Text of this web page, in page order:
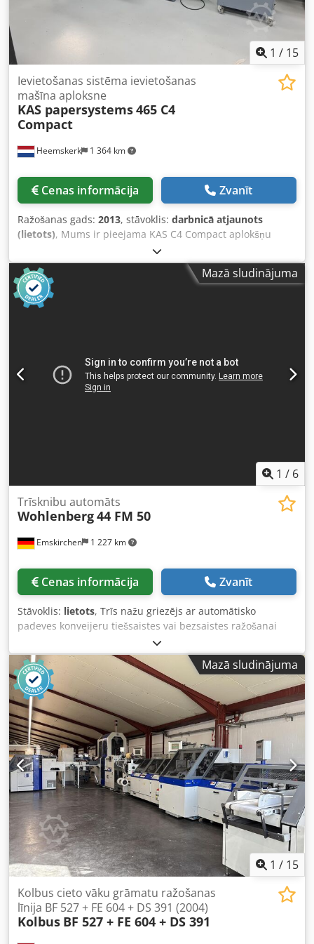
1 / 15
Heemskerk 1 364 km
Ievietošanas sistēma ievietošanas
mašīna aploksne
KAS papersystems465 C4
Compact
Cenas informācija Zvanīt
Ražošanas gads: 2013, stāvoklis: darbnicā atjaunots
(lietots), Mums ir pieejama KAS C4 Compact aplokšņu
ievietošanas sistēma. Šīs iekārtas skaitītājs rāda tikai 629
426 ievietošanas ciklus! Šī iekārta apstrādā aploksnes
izmēros no DL līdz C4. C4 aploksnes ar atloku garajā pusē.
Konfigurācija: - Vienlapas padeve - Salokāmais padevējs
(inline) - 2 ievietošanas padevēji (uzņemšana no apakšas)
Mazā sludinājuma
1 / 6
Emskirchen 1 227 km
Trīsknibu automāts
Wohlenberg44 FM 50
Cenas informācija Zvanīt
Stāvoklis: lietots, Trīs nažu griezējs ar automātisko
padeves konveijeru tiešsaistes vai bezsaistes ražošanai
Dreimesserautomat / Three Knife Trimmer Wohlenberg 44
FM 50 Izgatavošanas gads: 1988 - Sērijas Nr.: 3296-013
Formāts max. 315 x 440 mm Biezums max. 100 mm Ātrums
max. 3000 cikli stundā Automātiskā padeve Lentas
izvadīšana Tiešsaistes video apskate caur WhatsApp - MS
Zoom - Telegram Dsdpfx Aex Swm Ejcpjkr Noliktavā
Emskirchen/Nirnberga – Pieejams nekavējoties – Pieejama
testa apkope
Mazā sludinājuma
1 / 15
Kolbus cieto vāku grāmatu ražošanas
līnija BF 527 + FE 604 + DS 391 (2004)
Kolbus BF 527 + FE 604 + DS 391